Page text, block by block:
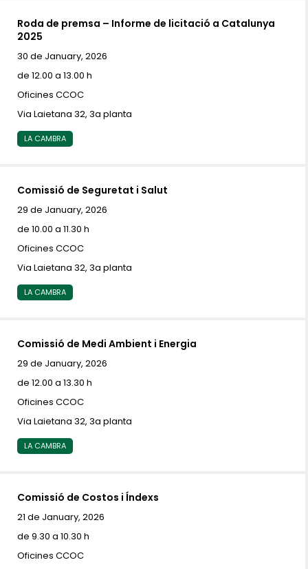
Roda de premsa – Informe de licitació a Catalunya
2025
30 de January, 2026
de 12.00 a 13.00 h
Oficines CCOC
Via Laietana 32, 3a planta
LA CAMBRA
Comissió de Seguretat i Salut
29 de January, 2026
de 10.00 a 11.30 h
Oficines CCOC
Via Laietana 32, 3a planta
LA CAMBRA
Comissió de Medi Ambient i Energia
29 de January, 2026
de 12.00 a 13.30 h
Oficines CCOC
Via Laietana 32, 3a planta
LA CAMBRA
Comissió de Costos i Índexs
21 de January, 2026
de 9.30 a 10.30 h
Oficines CCOC